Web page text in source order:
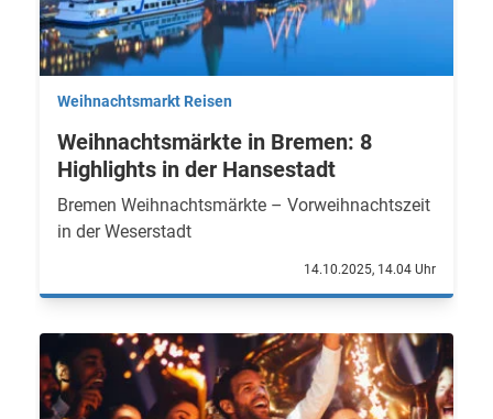
Weihnachtsmarkt Reisen
Weihnachtsmärkte in Bremen: 8
Highlights in der Hansestadt
Bremen Weihnachtsmärkte – Vorweihnachtszeit
in der Weserstadt
14.10.2025, 14.04 Uhr